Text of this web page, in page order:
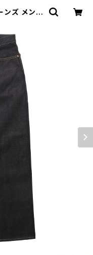
ンズ メンズ
山デニム |